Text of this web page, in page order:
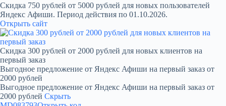
Скидка 750 рублей от 5000 рублей для новых пользователей
Яндекс Афиши. Период действия по 01.10.2026.
Открыть сайт
Скидка 300 рублей от 2000 рублей для новых клиентов на
первый заказ
Выгодное предложение от Яндекс Афиши на первый заказ от
2000 рублей
Выгодное предложение от Яндекс Афиши на первый заказ от
2000 рублей Скрыть